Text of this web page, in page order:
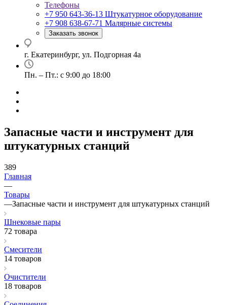
Телефоны
+7 950 643-36-13 Штукатурное оборудование
+7 908 638-67-71 Малярные системы
Заказать звонок
г. Екатеринбург, ул. Подгорная 4а
Пн. – Пт.: с 9:00 до 18:00
Запасные части и инструмент для
штукатурных станций
389
Главная
—
Товары
—Запасные части и инструмент для штукатурных станций
Шнековые пары
72 товара
Смесители
14 товаров
Очистители
18 товаров